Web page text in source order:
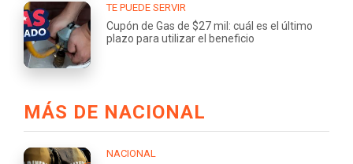
TE PUEDE SERVIR
Cupón de Gas de $27 mil: cuál es el último
plazo para utilizar el beneficio
MÁS DE NACIONAL
NACIONAL